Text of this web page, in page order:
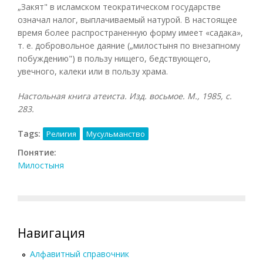
„Закят" в исламском теократическом государстве
означал налог, выплачиваемый натурой. В настоящее
время более распространенную форму имеет «садака»,
т. е. добровольное даяние („милостыня по внезапному
побуждению") в пользу нищего, бедствующего,
увечного, калеки или в пользу храма.
Настольная книга атеиста. Изд. восьмое. М., 1985, с.
283.
Tags: Религия Мусульманство
Понятие:
Милостыня
Навигация
Алфавитный справочник